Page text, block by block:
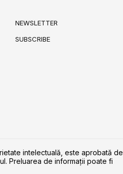
NEWSLETTER
SUBSCRIBE
intelectuală, este aprobată de
Preluarea de informaţii poate fi